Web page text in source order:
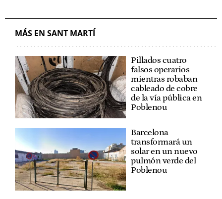
MÁS EN SANT MARTÍ
Pillados cuatro
falsos operarios
mientras robaban
cableado de cobre
de la vía pública en
Poblenou
Barcelona
transformará un
solar en un nuevo
pulmón verde del
Poblenou